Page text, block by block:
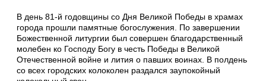
В день 81-й годовщины со Дня Великой Победы в храмах
города прошли памятные богослужения. По завершении
Божественной литургии был совершен благодарственный
молебен ко Господу Богу в честь Победы в Великой
Отечественной войне и лития о павших воинах. В полдень
со всех городских колоколен раздался заупокойный